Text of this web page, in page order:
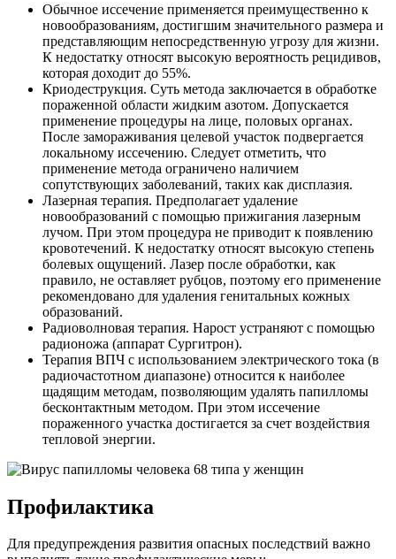
Обычное иссечение применяется преимущественно к
новообразованиям, достигшим значительного размера и
представляющим непосредственную угрозу для жизни.
К недостатку относят высокую вероятность рецидивов,
которая доходит до 55%.
Криодеструкция. Суть метода заключается в обработке
пораженной области жидким азотом. Допускается
применение процедуры на лице, половых органах.
После замораживания целевой участок подвергается
локальному иссечению. Следует отметить, что
применение метода ограничено наличием
сопутствующих заболеваний, таких как дисплазия.
Лазерная терапия. Предполагает удаление
новообразований с помощью прижигания лазерным
лучом. При этом процедура не приводит к появлению
кровотечений. К недостатку относят высокую степень
болевых ощущений. Лазер после обработки, как
правило, не оставляет рубцов, поэтому его применение
рекомендовано для удаления генитальных кожных
образований.
Радиоволновая терапия. Нарост устраняют с помощью
радионожа (аппарат Сургитрон).
Терапия ВПЧ с использованием электрического тока (в
радиочастотном диапазоне) относится к наиболее
щадящим методам, позволяющим удалять папилломы
бесконтактным методом. При этом иссечение
пораженного участка достигается за счет воздействия
тепловой энергии.
Профилактика
Для предупреждения развития опасных последствий важно